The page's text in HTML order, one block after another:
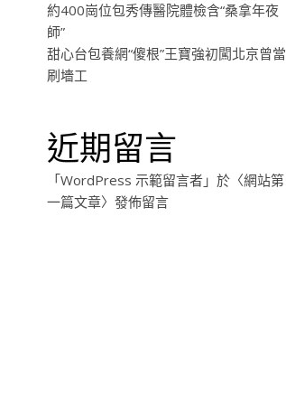
約400崗位包秀傳醫院體檢含“桑拿年夜
師”
甜心台包養網“傻根”王寶強初闖北京曾當
刷墻工
近期留言
「WordPress 示範留言者 」於〈網站第
一篇文章〉發佈留言